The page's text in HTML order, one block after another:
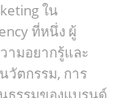
ใน
ที่หนึ่ง ผู้
ามอยากรู้และ
วัตกรรม, การ